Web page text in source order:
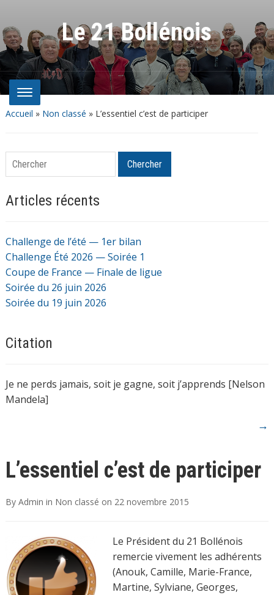
Le 21 Bollénois
Accueil » Non classé » L’essentiel c’est de participer
Chercher Chercher
Articles récents
Challenge de l’été — 1er bilan
Challenge Été 2026 — Soirée 1
Coupe de France — Finale de ligue
Soirée du 26 juin 2026
Soirée du 19 juin 2026
Citation
Je ne perds jamais, soit je gagne, soit j’apprends [Nelson
Mandela]
→
L’essentiel c’est de participer
By Admin in Non classé on 22 novembre 2015
Le Président du 21 Bollénois
remercie vivement les adhérents
(Anouk, Camille, Marie-France,
Martine, Sylviane, Georges,